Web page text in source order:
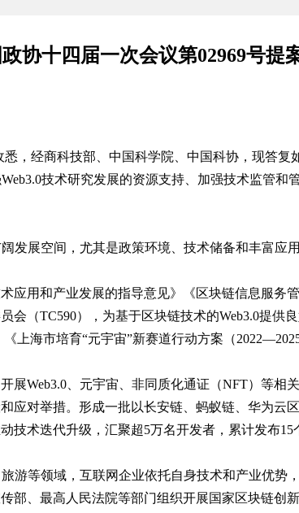
协十四届一次会议第02969号提
，经商科技部、中国科学院、中国科协，现答复
技术研究发展的资源支持、加强技术监管
发展空间，尤其是政策环境、技术储备和丰富应
应用和产业发展的指导意见》《区块链信息服务
会（TC590），为基于区块链技术的Web3.0提供
上海市培育“元宇宙”新赛道行动方案（
展Web3.0、元宇宙、非同质化通证（NFT）等相
应对举措。形成一批以长安链、蚂蚁链、华为云
技术迭代升级，汇聚超5万名开发者，累计发布15
游等领域，互联网企业依托自身技术和产业优势
部、最高人民法院等部门组织开展国家区块链创